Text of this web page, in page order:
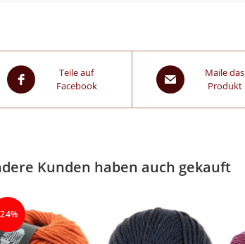
Teile auf
Facebook
Maile das
Produkt
Kunden haben auch gekauft